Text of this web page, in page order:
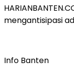
mengantisipasi
Info Banten